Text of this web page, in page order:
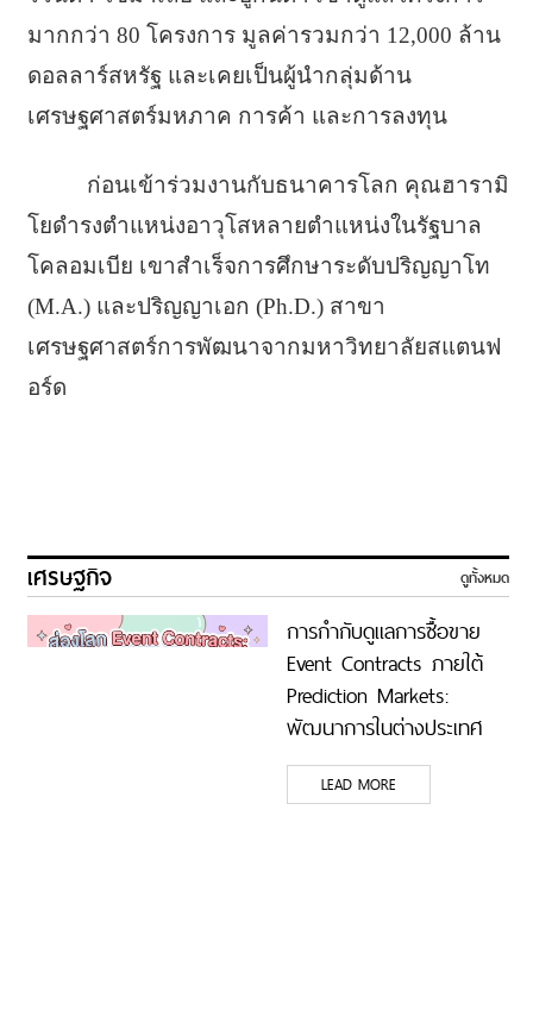
มากกว่า 80 โครงการ มูลค่ารวมกว่า 12,000 ล้าน
ดอลลาร์สหรัฐ และเคยเป็นผู้นำกลุ่มด้าน
เศรษฐศาสตร์มหภาค การค้า และการลงทุน
ก่อนเข้าร่วมงานกับธนาคารโลก คุณฮารามิ
โยดำรงตำแหน่งอาวุโสหลายตำแหน่งในรัฐบาล
โคลอมเบีย เขาสำเร็จการศึกษาระดับปริญญาโท
(M.A.) และปริญญาเอก (Ph.D.) สาขา
เศรษฐศาสตร์การพัฒนาจากมหาวิทยาลัยสแตนฟ
อร์ด
เศรษฐกิจ ดูทั้งหมด
การกำกับดูแลการซื้อขาย
Event Contracts ภายใต้
Prediction Markets:
พัฒนาการในต่างประเทศ
และบริบทของไทย
LEAD MORE